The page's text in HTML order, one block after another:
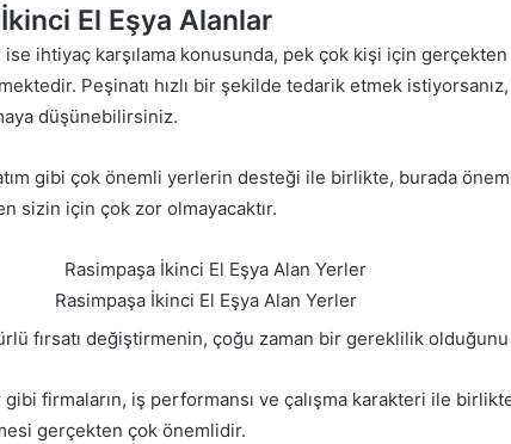
El Eşya Alanlar
ihtiyaç karşılama konusunda, pek çok kişi için
Peşinatı hızlı bir şekilde tedarik etmek
düşünebilirsiniz.
gibi çok önemli yerlerin desteği ile birlikte, burada
sizin için çok zor olmayacaktır.
Rasimpaşa İkinci El Eşya Alan Yerler
fırsatı değiştirmenin, çoğu zaman bir gereklilik
firmaların, iş performansı ve çalışma karakteri ile
gerçekten çok önemlidir.